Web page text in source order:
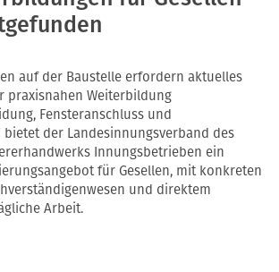
auf der Baustelle erfordern aktuelles
praxisnahen Weiterbildung
Fensteranschluss und
bietet der Landesinnungsverband des
Innungsbetrieben ein
für Gesellen, mit konkreten
und direktem
Arbeit.